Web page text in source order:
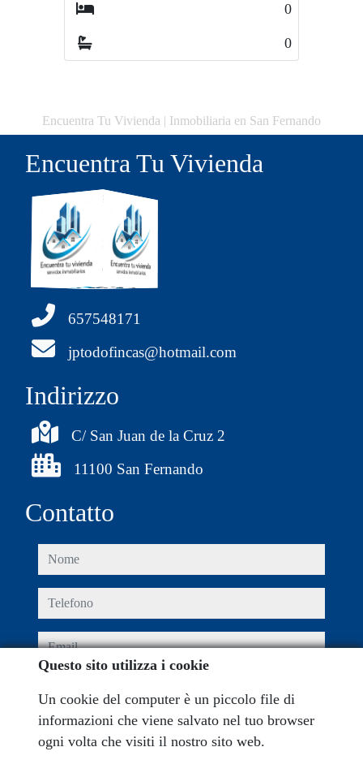
0
0
Encuentra Tu Vivienda | Inmobiliaria en San Fernando
Encuentra Tu Vivienda
657548171
jptodofincas@hotmail.com
Indirizzo
C/ San Juan de la Cruz 2
11100 San Fernando
Contatto
nome
telefono
email
messaggio
Questo sito utilizza i cookie
Un cookie del computer è un piccolo file di
informazioni che viene salvato nel tuo browser
ogni volta che visiti il ​​nostro sito web.